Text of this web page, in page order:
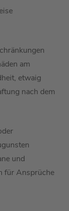
am
etwaig
nach dem
und
für Ansprüche